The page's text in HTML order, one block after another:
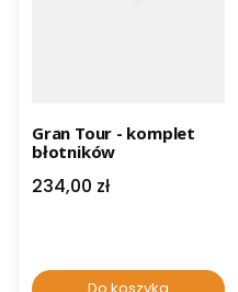
Gran Tour - komplet
błotników
Cena
234,00 zł